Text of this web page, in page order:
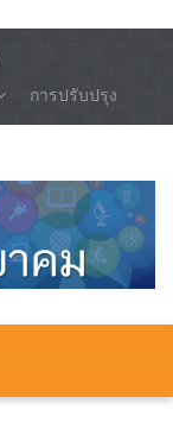
การปรับปรุง